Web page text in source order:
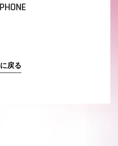
PHONE
戻る